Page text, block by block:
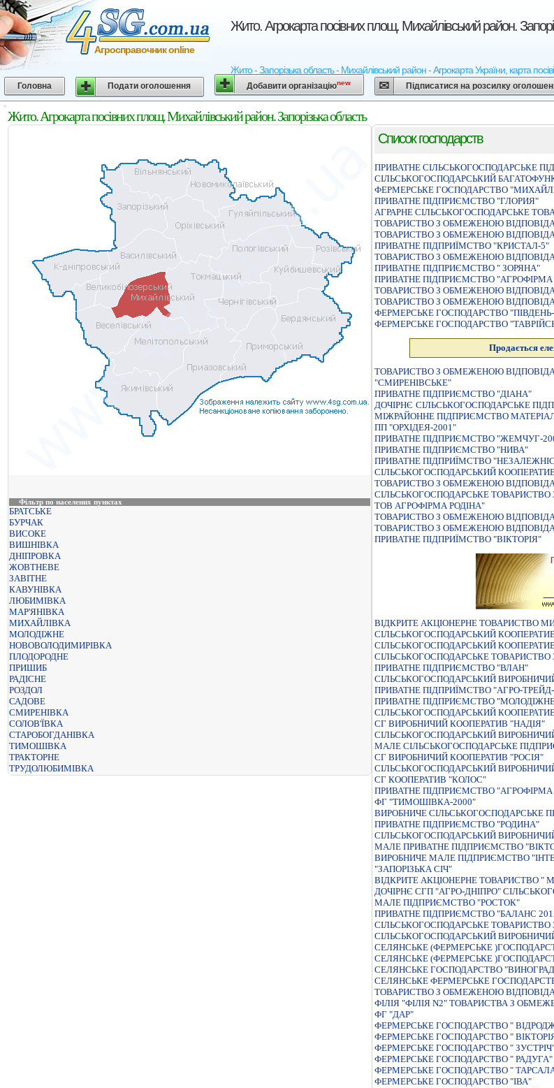
Жито. Агрокарта посівних площ. Михайлівський район.
Жито - Запорізька область - Михайлівський район - Агрокарта України, карта
Агросправочник online
Головна Подати оголошення Добавити організаціюnew Підписатися на розсилку
Жито. Агрокарта посівних площ. Михайлівський район. Запорізька область
Фільтр по населених пунктах
БРАТСЬКЕ
БУРЧАК
ВИСОКЕ
ВИШНІВКА
ДНІПРОВКА
ЖОВТНЕВЕ
ЗАВІТНЕ
КАВУНІВКА
ЛЮБИМІВКА
МАР'ЯНІВКА
МИХАЙЛІВКА
МОЛОДІЖНЕ
НОВОВОЛОДИМИРІВКА
ПЛОДОРОДНЕ
ПРИШИБ
РАДІСНЕ
РОЗДОЛ
САДОВЕ
СМИРЕНІВКА
СОЛОВ'ЇВКА
СТАРОБОГДАНІВКА
ТИМОШІВКА
ТРАКТОРНЕ
ТРУДОЛЮБИМІВКА
Список господарств
ПРИВАТНЕ СІЛЬСЬКОГОСПОДАРСЬКЕ
СIЛЬСЬКОГОСПОДАРСЬКИЙ
ФЕРМЕРСЬКЕ ГОСПОДАРСТВО
ПРИВАТНЕ ПIДПРИЄМСТВО "ГЛОРИЯ"
АГРАРНЕ СIЛЬСЬКОГОСПОДАРСЬКЕ
ТОВАРИСТВО З ОБМЕЖЕНОЮ
ТОВАРИСТВО З ОБМЕЖЕНОЮ
ПРИВАТНЕ ПIДПРИЇМСТВО "КРИСТАЛ-5"
ТОВАРИСТВО З ОБМЕЖЕНОЮ
ПРИВАТНЕ ПIДПРИЄМСТВО " ЗОРЯНА"
ПРИВАТНЕ ПІДПРИЄМСТВО
ТОВАРИСТВО З ОБМЕЖЕНОЮ
ТОВАРИСТВО З ОБМЕЖЕНОЮ
ФЕРМЕРСЬКЕ ГОСПОДАРСТВО
ФЕРМЕРСЬКЕ ГОСПОДАРСТВО
Продається
ТОВАРИСТВО З ОБМЕЖЕНОЮ
"СМИРЕНІВСЬКЕ"
ПРИВАТНЕ ПІДПРИЄМСТВО "ДІАНА"
ДОЧIРНЄ СIЛЬСЬКОГОСПОДАРСЬКЕ
МIЖРАЙОННЕ ПIДПРИЄМСТВО
ПП "ОРХІДЕЯ-2001"
ПРИВАТНЕ ПIДПРИЄМСТВО "ЖЕМЧУГ-
ПРИВАТНЕ ПIДПРИЄМСТВО "НИВА"
ПРИВАТНЕ ПIДПРИЇМСТВО
СIЛЬСЬКОГОСПОДАРСЬКИЙ
ТОВАРИСТВО З ОБМЕЖЕНОЮ
СІЛЬСЬКОГОСПОДАРСЬКЕ
ТОВ АГРОФІРМА РОДІНА"
ТОВАРИСТВО З ОБМЕЖЕНОЮ
ТОВАРИСТВО З ОБМЕЖЕНОЮ
ПРИВАТНЕ ПIДПРИЇМСТВО "ВIКТОРIЯ"
ВIДКРИТЕ АКЦIОНЕРНЕ ТОВАРИСТВО
СІЛЬСЬКОГОСПОДАРСЬКИЙ
СІЛЬСЬКОГОСПОДАРСЬКИЙ
СIЛЬСЬКОГОСПОДАРСЬКЕ
ПРИВАТНЕ ПIДПРИЄМСТВО "ВЛАН"
СІЛЬСЬКОГОСПОДАРСЬКИЙ
ПРИВАТНЕ ПIДПРИЇМСТВО "АГРО-
ПРИВАТНЕ ПIДПРИЄМСТВО
СIЛЬСЬКОГОСПОДАРСЬКИЙ
СГ ВИРОБНИЧИЙ КООПЕРАТИВ "НАДІЯ"
СІЛЬСЬКОГОСПОДАРСЬКИЙ
МАЛЕ СIЛЬСЬКОГОСПОДАРСЬКЕ
СГ ВИРОБНИЧИЙ КООПЕРАТИВ "РОСІЯ"
СІЛЬСЬКОГОСПОДАРСЬКИЙ
СГ КООПЕРАТИВ "КОЛОС"
ПРИВАТНЕ ПIДПРИЄМСТВО "АГРОФIРМА
ФГ "ТИМОШІВКА-2000"
ВИРОБНИЧЕ СIЛЬСЬКОГОСПОДАРСЬКЕ
ПРИВАТНЕ ПІДПРИЄМСТВО "РОДИНА"
СIЛЬСЬКОГОСПОДАРСЬКИЙ
МАЛЕ ПРИВАТНЕ ПIДПРИЄМСТВО
ВИРОБНИЧЕ МАЛЕ ПIДПРИЄМСТВО
"ЗАПОРIЗЬКА СIЧ"
ВIДКРИТЕ АКЦIОНЕРНЕ ТОВАРИСТВО "
ДОЧІРНЄ СГП "АГРО-ДНІПРО"
МАЛЕ ПIДПРИЄМСТВО "РОСТОК"
ПРИВАТНЕ ПІДПРИЄМСТВО "БАЛАНС
СIЛЬСЬКОГОСПОДАРСЬКЕ
СIЛЬСЬКОГОСПОДАРСЬКИЙ
СЕЛЯНСЬКЕ (ФЕРМЕРСЬКЕ
СЕЛЯНСЬКЕ (ФЕРМЕРСЬКЕ
СЕЛЯНСЬКЕ ГОСПОДАРСТВО
СЕЛЯНСЬКЕ ФЕРМЕРСЬКЕ
ТОВАРИСТВО З ОБМЕЖЕНОЮ
ФIЛIЯ "ФIЛIЯ N2" ТОВАРИСТВА З
ФГ "ДАР"
ФЕРМЕРСЬКЕ ГОСПОДАРСТВО "
ФЕРМЕРСЬКЕ ГОСПОДАРСТВО "
ФЕРМЕРСЬКЕ ГОСПОДАРСТВО "
ФЕРМЕРСЬКЕ ГОСПОДАРСТВО " РАДУГА"
ФЕРМЕРСЬКЕ ГОСПОДАРСТВО "
ФЕРМЕРСЬКЕ ГОСПОДАРСТВО "IВА"